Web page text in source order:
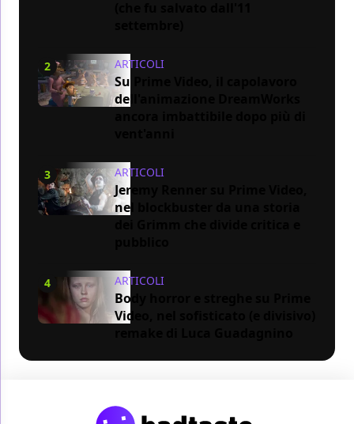
2 ARTICOLI
Su Prime Video, il capolavoro
dell'animazione DreamWorks
3 ARTICOLI
Jeremy Renner su Prime Video,
nel blockbuster da una storia
4 ARTICOLI
Body horror e streghe su Prime
Video, nel sofisticato (e divisivo)